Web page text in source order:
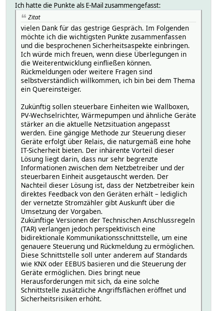
Ich hatte die Punkte als E-Mail zusammengefasst:
Zitat
vielen Dank für das gestrige Gespräch. Im Folgenden
möchte ich die wichtigsten Punkte zusammenfassen
und die besprochenen Sicherheitsaspekte einbringen.
Ich würde mich freuen, wenn diese Überlegungen in
die Weiterentwicklung einfließen können.
Rückmeldungen oder weitere Fragen sind
selbstverständlich willkommen, ich bin bei dem Thema
ein Quereinsteiger.
Zukünftig sollen steuerbare Einheiten wie Wallboxen,
PV-Wechselrichter, Wärmepumpen und ähnliche Geräte
stärker an die aktuelle Netzsituation angepasst
werden. Eine gängige Methode zur Steuerung dieser
Geräte erfolgt über Relais, die naturgemäß eine hohe
IT-Sicherheit bieten. Der inhärente Vorteil dieser
Lösung liegt darin, dass nur sehr begrenzte
Informationen zwischen dem Netzbetreiber und der
steuerbaren Einheit ausgetauscht werden. Der
Nachteil dieser Lösung ist, dass der Netzbetreiber kein
direktes Feedback von den Geräten erhält – lediglich
der vernetzte Stromzähler gibt Auskunft über die
Umsetzung der Vorgaben.
Zukünftige Versionen der Technischen Anschlussregeln
(TAR) verlangen jedoch perspektivisch eine
bidirektionale Kommunikationsschnittstelle, um eine
genauere Steuerung und Rückmeldung zu ermöglichen.
Diese Schnittstelle soll unter anderem auf Standards
wie KNX oder EEBUS basieren und die Steuerung der
Geräte ermöglichen. Dies bringt neue
Herausforderungen mit sich, da eine solche
Schnittstelle zusätzliche Angriffsflächen eröffnet und
Sicherheitsrisiken erhöht.